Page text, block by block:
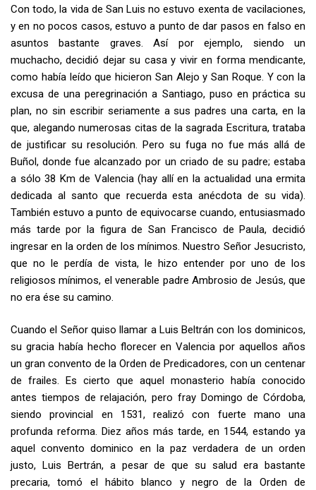
Con todo, la vida de San Luis no estuvo exenta de vacilaciones,
y en no pocos casos, estuvo a punto de dar pasos en falso en
asuntos bastante graves. Así por ejemplo, siendo un
muchacho, decidió dejar su casa y vivir en forma mendicante,
como había leído que hicieron San Alejo y San Roque. Y con la
excusa de una peregrinación a Santiago, puso en práctica su
plan, no sin escribir seriamente a sus padres una carta, en la
que, alegando numerosas citas de la sagrada Escritura, trataba
de justificar su resolución. Pero su fuga no fue más allá de
Buñol, donde fue alcanzado por un criado de su padre; estaba
a sólo 38 Km de Valencia (hay allí en la actualidad una ermita
dedicada al santo que recuerda esta anécdota de su vida).
También estuvo a punto de equivocarse cuando, entusiasmado
más tarde por la figura de San Francisco de Paula, decidió
ingresar en la orden de los mínimos. Nuestro Señor Jesucristo,
que no le perdía de vista, le hizo entender por uno de los
religiosos mínimos, el venerable padre Ambrosio de Jesús, que
no era ése su camino.
Cuando el Señor quiso llamar a Luis Beltrán con los dominicos,
su gracia había hecho florecer en Valencia por aquellos años
un gran convento de la Orden de Predicadores, con un centenar
de frailes. Es cierto que aquel monasterio había conocido
antes tiempos de relajación, pero fray Domingo de Córdoba,
siendo provincial en 1531, realizó con fuerte mano una
profunda reforma. Diez años más tarde, en 1544, estando ya
aquel convento dominico en la paz verdadera de un orden
justo, Luis Bertrán, a pesar de que su salud era bastante
precaria, tomó el hábito blanco y negro de la Orden de